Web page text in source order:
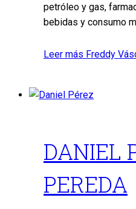
petróleo y gas,
bebidas y consumo
Leer más Freddy
DANIEL
PEREDA